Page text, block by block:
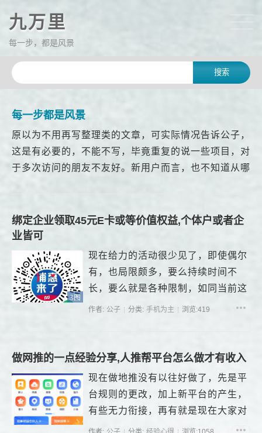
九万里
每一步，都是风景
每一步都是风景
原以为不用再写整理类的文章，可实际情况告诉公子，
这是有必要的，不能不写，毕竟重复的说一些项目，对
于多次访问的朋友不友好。新用户而言，也不知道从哪
绑定企业领取45元E卡或等价值权益,个体户或者企
业皆可
3图
现在给力的活动很少见了，即使偶尔
有，也局限颇多，要么持续时间不
长，要么就是各种限制，如同当前这
个活动，...
作者: 公子 分类: 手机为主 浏览:419
做网推的一点经验分享,人推帮平台怎么做才有收入
现在做地推没有以往好做了，先是平
台规则的更改，加上新平台的产生，
有些无力衔接，再有就是现在大家对
于地推变得不信任，故而，地推显得